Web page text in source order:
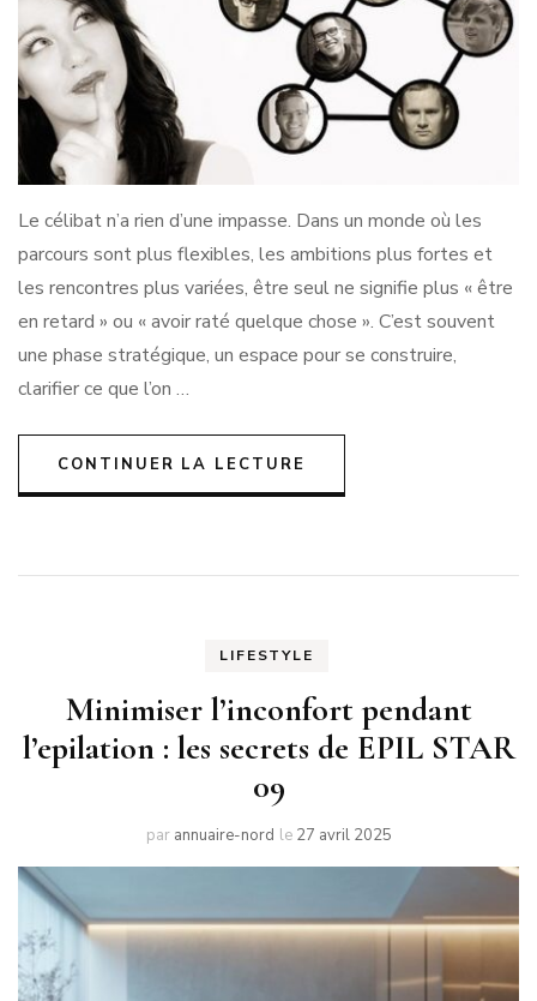
Le célibat n’a rien d’une impasse. Dans un monde où les
parcours sont plus flexibles, les ambitions plus fortes et
les rencontres plus variées, être seul ne signifie plus « être
en retard » ou « avoir raté quelque chose ». C’est souvent
une phase stratégique, un espace pour se construire,
clarifier ce que l’on …
CONTINUER LA LECTURE
LIFESTYLE
Minimiser l’inconfort pendant
l’epilation : les secrets de EPIL STAR
09
par annuaire-nord le 27 avril 2025